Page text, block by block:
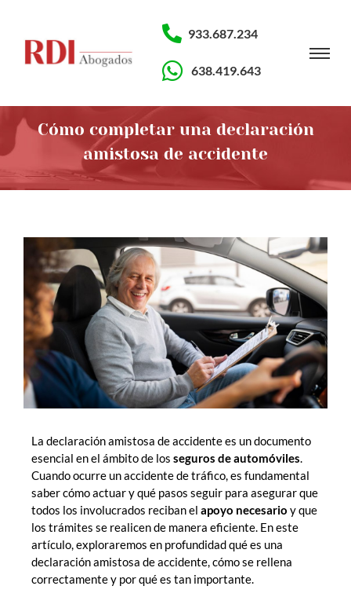
933.687.234
638.419.643
Cómo completar una declaración
amistosa de accidente
La declaración amistosa de accidente es un documento
esencial en el ámbito de los seguros de automóviles.
Cuando ocurre un accidente de tráfico, es fundamental
saber cómo actuar y qué pasos seguir para asegurar que
todos los involucrados reciban el apoyo necesario y que
los trámites se realicen de manera eficiente. En este
artículo, exploraremos en profundidad qué es una
declaración amistosa de accidente, cómo se rellena
correctamente y por qué es tan importante.